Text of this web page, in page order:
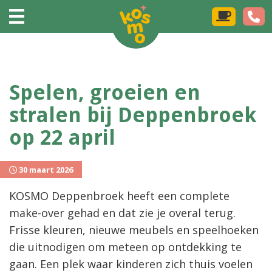
Spelen, groeien en
stralen bij Deppenbroek
op 22 april
30 maart 2026
KOSMO Deppenbroek heeft een complete
make-over gehad en dat zie je overal terug.
Frisse kleuren, nieuwe meubels en speelhoeken
die uitnodigen om meteen op ontdekking te
gaan. Een plek waar kinderen zich thuis voelen